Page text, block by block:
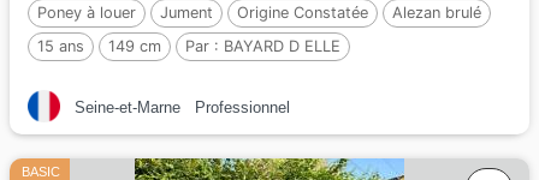
Poney à louer Jument Origine Constatée
Alezan brulé
15 ans
149 cm Par : BAYARD D ELLE
Seine-et-Marne Professionnel
BASIC